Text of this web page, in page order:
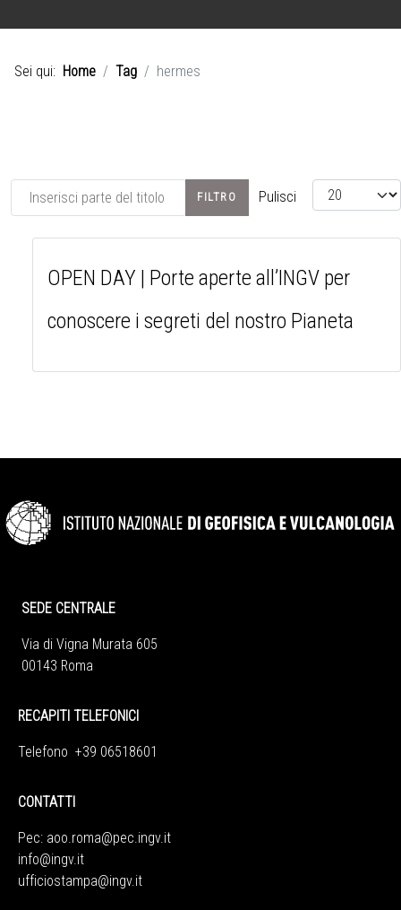
Sei qui: Home Tag hermes
Inserisci parte del titolo FILTRO Pulisci Visualizza #
OPEN DAY | Porte aperte all’INGV per
conoscere i segreti del nostro Pianeta
SEDE CENTRALE
Via di Vigna Murata 605
00143 Roma
RECAPITI TELEFONICI
Telefono +39 06518601
CONTATTI
Pec: aoo.roma@pec.ingv.it
info@ingv.it
ufficiostampa@ingv.it